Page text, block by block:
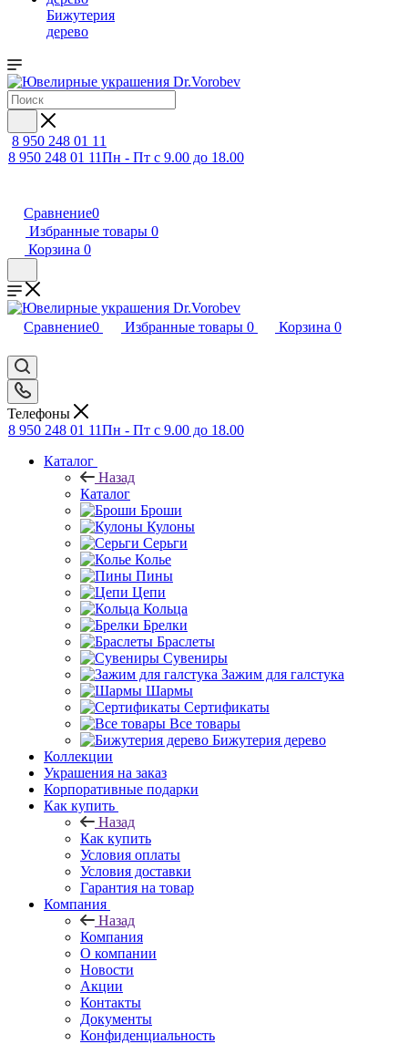
Бижутерия
дерево
8 950 248 01 11
8 950 248 01 11Пн - Пт с 9.00 до 18.00
Сравнение0
Избранные товары 0
Корзина 0
Сравнение0 Избранные товары 0 Корзина 0
Телефоны
8 950 248 01 11Пн - Пт с 9.00 до 18.00
Каталог
Назад
Каталог
Броши
Кулоны
Серьги
Колье
Пины
Цепи
Кольца
Брелки
Браслеты
Сувениры
Зажим для галстука
Шармы
Сертификаты
Все товары
Бижутерия дерево
Коллекции
Украшения на заказ
Корпоративные подарки
Как купить
Назад
Как купить
Условия оплаты
Условия доставки
Гарантия на товар
Компания
Назад
Компания
О компании
Новости
Акции
Контакты
Документы
Конфиденциальность